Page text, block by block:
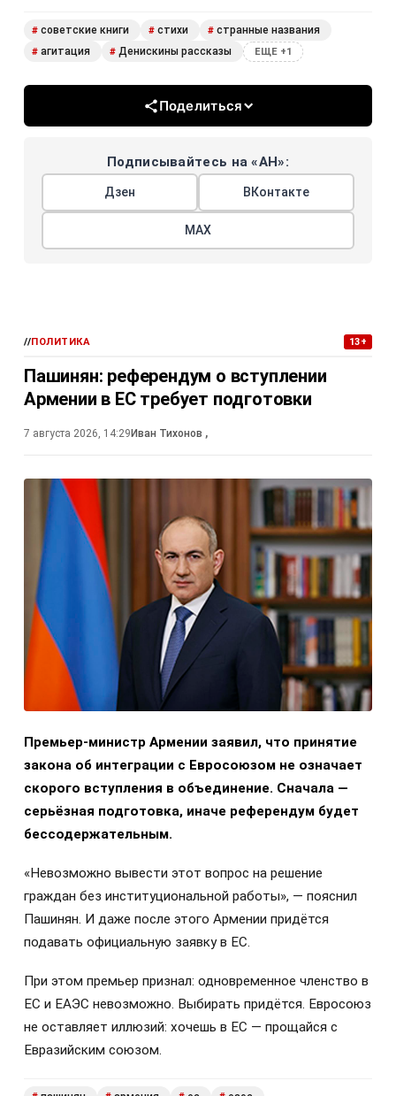
# советские книги # стихи # странные названия
# агитация # Денискины рассказы ЕЩЕ +1
Поделиться
Подписывайтесь на «АН»:
Дзен ВКонтакте
МАХ
//ПОЛИТИКА 13+
Пашинян: референдум о вступлении
Армении в ЕС требует подготовки
7 августа 2026, 14:29 Иван Тихонов ,
Премьер-министр Армении заявил, что принятие
закона об интеграции с Евросоюзом не означает
скорого вступления в объединение. Сначала —
серьёзная подготовка, иначе референдум будет
бессодержательным.
«Невозможно вывести этот вопрос на решение
граждан без институциональной работы», — пояснил
Пашинян. И даже после этого Армении придётся
подавать официальную заявку в ЕС.
При этом премьер признал: одновременное членство в
ЕС и ЕАЭС невозможно. Выбирать придётся. Евросоюз
не оставляет иллюзий: хочешь в ЕС — прощайся с
Евразийским союзом.